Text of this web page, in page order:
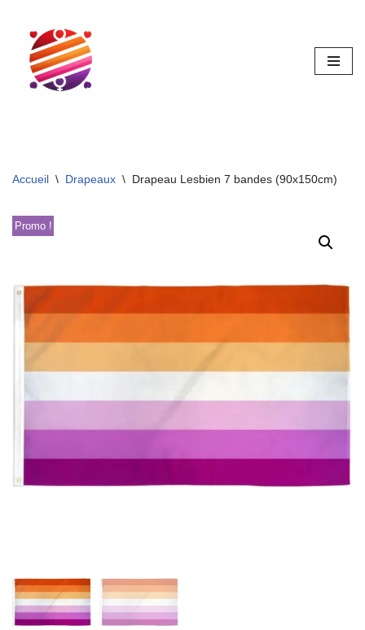
Aller
contenu
Accueil \ Drapeaux \ Drapeau Lesbien 7 bandes (90x150cm)
Promo !